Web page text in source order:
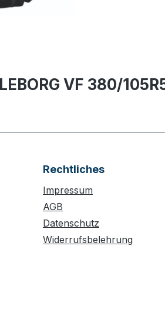
VF 380/
Rechtliches
Impressum
AGB
Datenschutz
Widerrufsbelehrung